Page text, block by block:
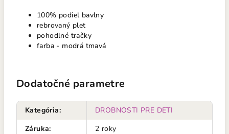
100% podiel bavlny
rebrovaný plet
pohodlné tračky
farba - modrá tmavá
Dodatočné parametre
Kategória:
DROBNOSTI PRE DETI
Záruka:
2 roky